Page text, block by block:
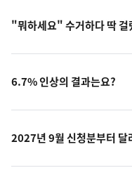
"뭐하세요" 수거하다 딱 걸
6.7% 인상의 결과는요?
2027년 9월 신청분부터